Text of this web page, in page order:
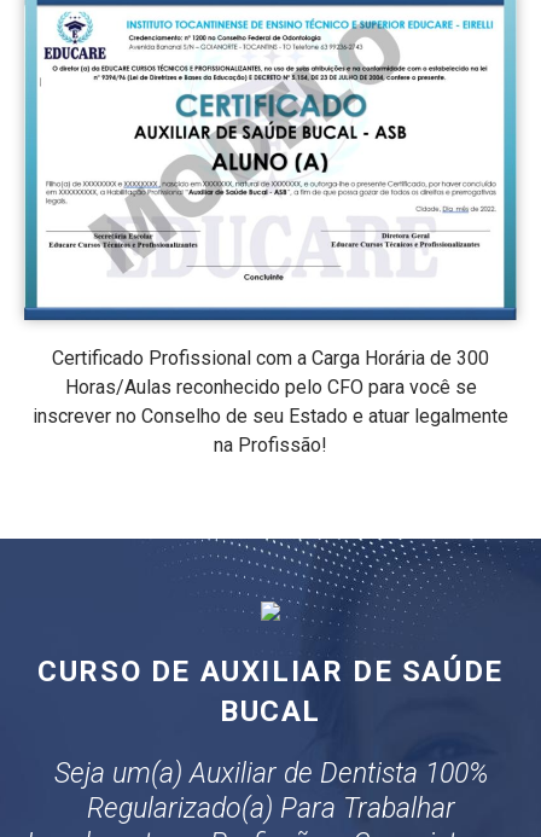
Certificado Profissional com a Carga Horária de 300
Horas/Aulas reconhecido pelo CFO para você se
inscrever no Conselho de seu Estado e atuar legalmente
na Profissão!
CURSO DE AUXILIAR DE SAÚDE
BUCAL
Seja um(a) Auxiliar de Dentista 100%
Regularizado(a) Para Trabalhar